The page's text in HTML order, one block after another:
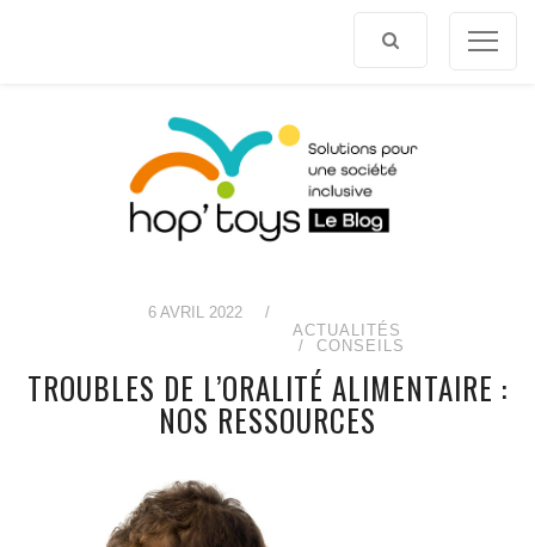
6 AVRIL 2022
/
ACTUALITÉS
CONSEILS
TROUBLES DE L’ORALITÉ ALIMENTAIRE :
NOS RESSOURCES